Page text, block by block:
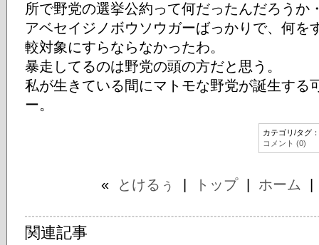
所で野党の選挙公約って何だったんだろうか
アベセイジノボウソウガーばっかりで、何を
較対象にすらならなかったわ。
暴走してるのは野党の頭の方だと思う。
私が生きている間にマトモな野党が誕生する
ー。
カテゴリ/タグ：
コメント (0)
« とけるぅ トップ| ホーム
関連記事